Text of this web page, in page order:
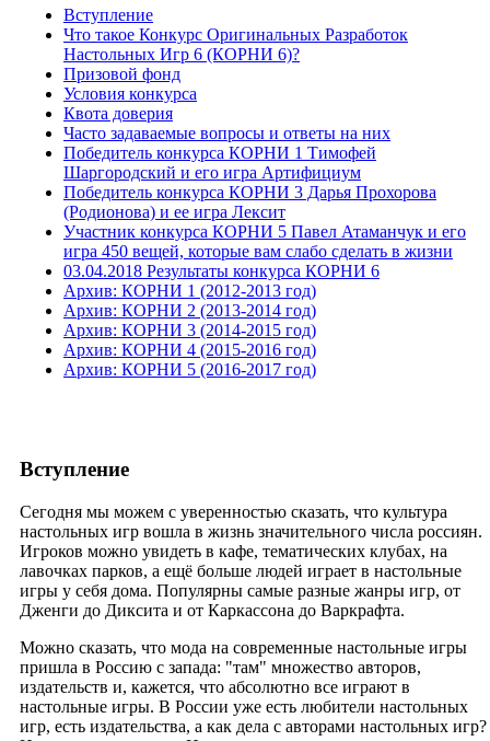
Вступление
Что такое Конкурс Оригинальных Разработок
Настольных Игр 6 (КОРНИ 6)?
Призовой фонд
Условия конкурса
Квота доверия
Часто задаваемые вопросы и ответы на них
Победитель конкурса КОРНИ 1 Тимофей
Шаргородский и его игра Артифициум
Победитель конкурса КОРНИ 3 Дарья Прохорова
(Родионова) и ее игра Лексит
Участник конкурса КОРНИ 5 Павел Атаманчук и его
игра 450 вещей, которые вам слабо сделать в жизни
03.04.2018 Результаты конкурса КОРНИ 6
Архив: КОРНИ 1 (2012-2013 год)
Архив: КОРНИ 2 (2013-2014 год)
Архив: КОРНИ 3 (2014-2015 год)
Архив: КОРНИ 4 (2015-2016 год)
Архив: КОРНИ 5 (2016-2017 год)
Вступление
Сегодня мы можем с уверенностью сказать, что культура
настольных игр вошла в жизнь значительного числа россиян.
Игроков можно увидеть в кафе, тематических клубах, на
лавочках парков, а ещё больше людей играет в настольные
игры у себя дома. Популярны самые разные жанры игр, от
Дженги до Диксита и от Каркассона до Варкрафта.
Можно сказать, что мода на современные настольные игры
пришла в Россию с запада: "там" множество авторов,
издательств и, кажется, что абсолютно все играют в
настольные игры. В России уже есть любители настольных
игр, есть издательства, а как дела с авторами настольных игр?